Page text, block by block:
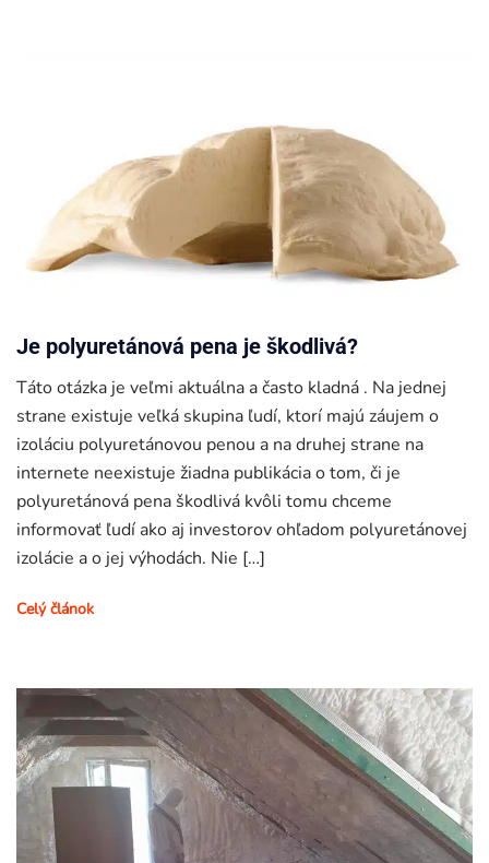
Je polyuretánová pena je škodlivá?
Táto otázka je veľmi aktuálna a často kladná . Na jednej
strane existuje veľká skupina ľudí, ktorí majú záujem o
izoláciu polyuretánovou penou a na druhej strane na
internete neexistuje žiadna publikácia o tom, či je
polyuretánová pena škodlivá kvôli tomu chceme
informovať ľudí ako aj investorov ohľadom polyuretánovej
izolácie a o jej výhodách. Nie […]
Celý článok